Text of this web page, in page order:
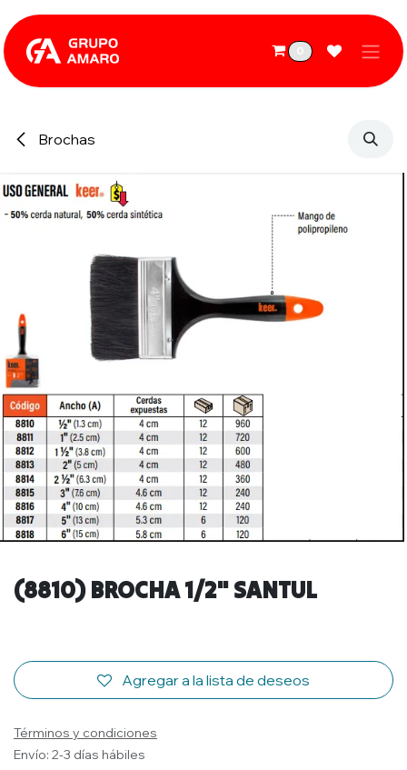
Ir al contenido
0
Brochas
(8810) BROCHA 1/2" SANTUL
Agregar a la lista de deseos
Términos y condiciones
Envío: 2-3 días hábiles